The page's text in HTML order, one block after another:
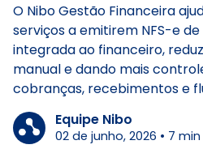
O Nibo Gestão Financeira
serviços a emitirem NFS-e
integrada ao financeiro,
manual e dando mais
cobranças, recebimentos e
Equipe Nibo
02 de junho, 2026 • 7 min